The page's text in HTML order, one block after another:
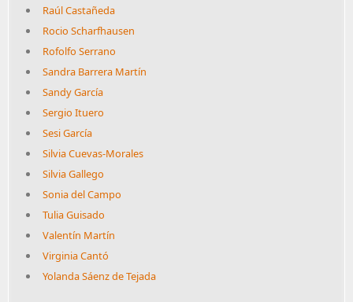
Raúl Castañeda
Rocio Scharfhausen
Rofolfo Serrano
Sandra Barrera Martín
Sandy García
Sergio Ituero
Sesi García
Silvia Cuevas-Morales
Silvia Gallego
Sonia del Campo
Tulia Guisado
Valentín Martín
Virginia Cantó
Yolanda Sáenz de Tejada